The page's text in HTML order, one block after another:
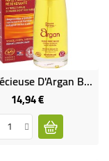
Huile Précieuse D'Argan Bio Et Equitable
14,94 €Prix